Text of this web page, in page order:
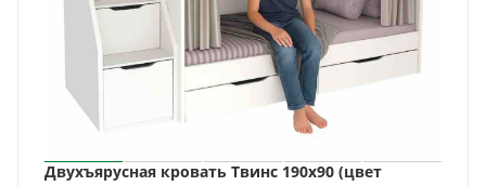
Двухъярусная кровать Твинс 190х90 (цвет